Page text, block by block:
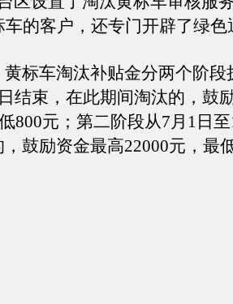
车的客户，还专门开辟了绿色
车淘汰补贴金分两个阶段
结束，在此期间淘汰的，鼓
800元；第二阶段从7月1日
鼓励资金最高22000元，最